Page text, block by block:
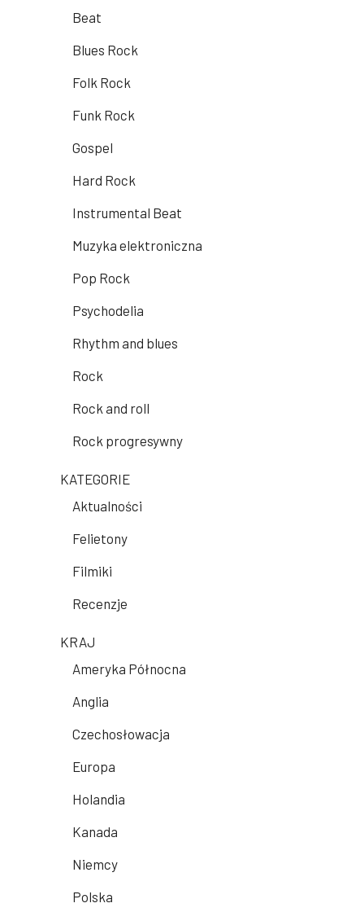
Beat
Blues Rock
Folk Rock
Funk Rock
Gospel
Hard Rock
Instrumental Beat
Muzyka elektroniczna
Pop Rock
Psychodelia
Rhythm and blues
Rock
Rock and roll
Rock progresywny
KATEGORIE
Aktualności
Felietony
Filmiki
Recenzje
KRAJ
Ameryka Północna
Anglia
Czechosłowacja
Europa
Holandia
Kanada
Niemcy
Polska